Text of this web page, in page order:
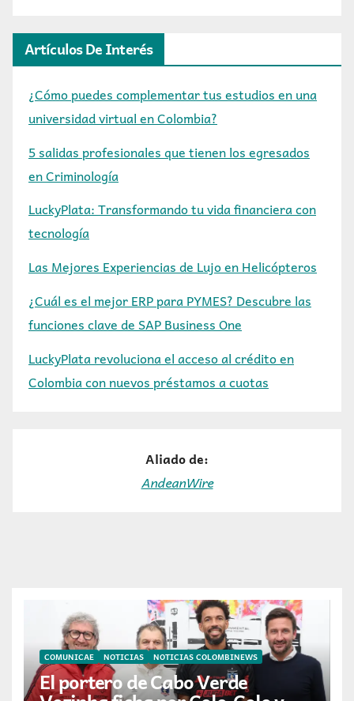
Artículos De Interés
¿Cómo puedes complementar tus estudios en una
universidad virtual en Colombia?
5 salidas profesionales que tienen los egresados
en Criminología
LuckyPlata: Transformando tu vida financiera con
tecnología
Las Mejores Experiencias de Lujo en Helicópteros
¿Cuál es el mejor ERP para PYMES? Descubre las
funciones clave de SAP Business One
LuckyPlata revoluciona el acceso al crédito en
Colombia con nuevos préstamos a cuotas
Aliado de:
AndeanWire
COMUNICAE NOTICIAS NOTICIAS COLOMBINEWS
El portero de Cabo Verde